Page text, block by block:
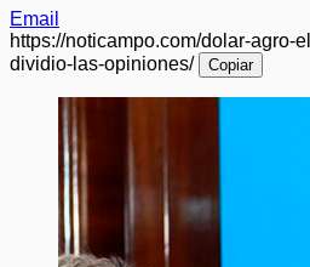
Email
https://noticampo.com/dolar-agro-
dividio-las-opiniones/
Copiar